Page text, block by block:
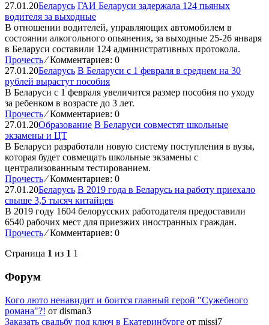
27.01.20Беларусь ГАИ Беларуси задержала 124 пьяных
водителя за выходные
В отношении водителей, управляющих автомобилем в
состоянии алкогольного опьянения, за выходные 25-26 января
в Беларуси составили 124 административных протокола.
Прочесть ⁄Комментариев: 0
27.01.20Беларусь В Беларуси с 1 февраля в среднем на 30
рублей вырастут пособия
В Беларуси с 1 февраля увеличится размер пособия по уходу
за ребенком в возрасте до 3 лет.
Прочесть ⁄Комментариев: 0
27.01.20Образование В Беларуси совместят школьные
экзамены и ЦТ
В Беларуси разработали новую систему поступления в вузы,
которая будет совмещать школьные экзамены с
централизованным тестированием.
Прочесть ⁄Комментариев: 0
27.01.20Беларусь В 2019 года в Беларусь на работу приехало
свыше 3,5 тысяч китайцев
В 2019 году 1604 белорусских работодателя предоставили
6540 рабочих мест для приезжих иностранных граждан.
Прочесть ⁄Комментариев: 0
Страница 1 из 1 1
Форум
Кого люто ненавидит и боится главный герой "Сужебного
романа"?! от disman3
Заказать свадьбу под ключ в Екатеринбурге от missi7